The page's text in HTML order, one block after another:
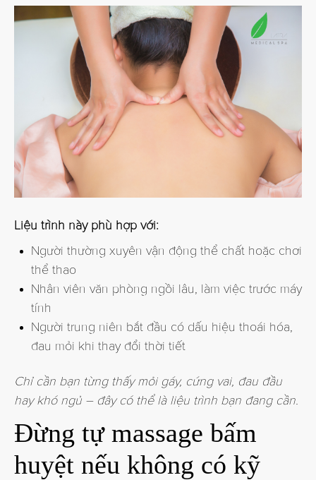
Liệu trình này phù hợp với:
Người thường xuyên vận động thể chất hoặc chơi
thể thao
Nhân viên văn phòng ngồi lâu, làm việc trước máy
tính
Người trung niên bắt đầu có dấu hiệu thoái hóa,
đau mỏi khi thay đổi thời tiết
Chỉ cần bạn từng thấy mỏi gáy, cứng vai, đau đầu
hay khó ngủ – đây có thể là liệu trình bạn đang cần.
Đừng tự massage bấm
huyệt nếu không có kỹ